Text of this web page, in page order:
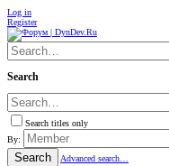
Log in
Register
Search
Search titles only
By:
Search Advanced search…